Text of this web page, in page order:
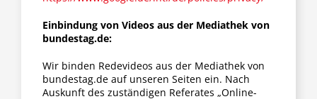
Einbindung von Videos aus der Mediathek von
bundestag.de:
Wir binden Redevideos aus der Mediathek von
bundestag.de auf unseren Seiten ein. Nach
Auskunft des zuständigen Referates „Online-